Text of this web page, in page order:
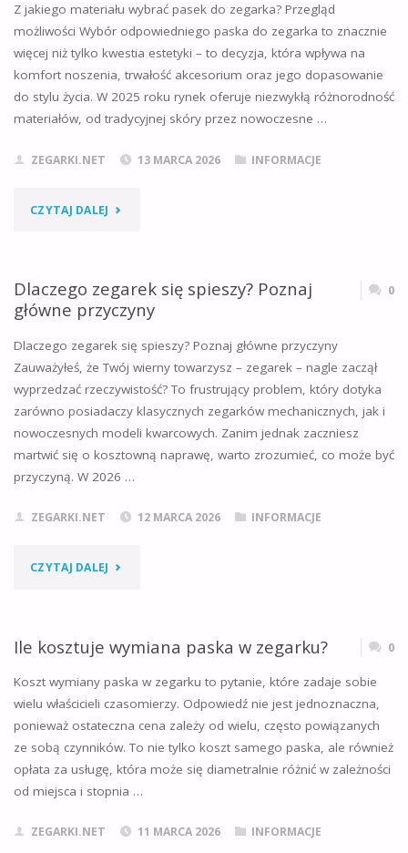
PORADNIK
KROK
PO
KROKU"
Z jakiego materiału wybrać pasek do zegarka? Przegląd
możliwości Wybór odpowiedniego paska do zegarka to znacznie
więcej niż tylko kwestia estetyki – to decyzja, która wpływa na
komfort noszenia, trwałość akcesorium oraz jego dopasowanie
do stylu życia. W 2025 roku rynek oferuje niezwykłą różnorodność
materiałów, od tradycyjnej skóry przez nowoczesne …
ZEGARKI.NET 13 MARCA 2026 INFORMACJE
CZYTAJ DALEJ "Z
MATERIAŁU
WYBRAĆ
PASEK
DO
ZEGARKA?"
Dlaczego zegarek się spieszy? Poznaj
główne przyczyny
0
Dlaczego zegarek się spieszy? Poznaj główne przyczyny
Zauważyłeś, że Twój wierny towarzysz – zegarek – nagle zaczął
wyprzedzać rzeczywistość? To frustrujący problem, który dotyka
zarówno posiadaczy klasycznych zegarków mechanicznych, jak i
nowoczesnych modeli kwarcowych. Zanim jednak zaczniesz
martwić się o kosztowną naprawę, warto zrozumieć, co może być
przyczyną. W 2026 …
ZEGARKI.NET 12 MARCA 2026 INFORMACJE
CZYTAJ DALEJ "DLACZEGO
SPIESZY?
POZNAJ
GŁÓWNE
PRZYCZYNY"
Ile kosztuje wymiana paska w zegarku? 0
Koszt wymiany paska w zegarku to pytanie, które zadaje sobie
wielu właścicieli czasomierzy. Odpowiedź nie jest jednoznaczna,
ponieważ ostateczna cena zależy od wielu, często powiązanych
ze sobą czynników. To nie tylko koszt samego paska, ale również
opłata za usługę, która może się diametralnie różnić w zależności
od miejsca i stopnia …
ZEGARKI.NET 11 MARCA 2026 INFORMACJE